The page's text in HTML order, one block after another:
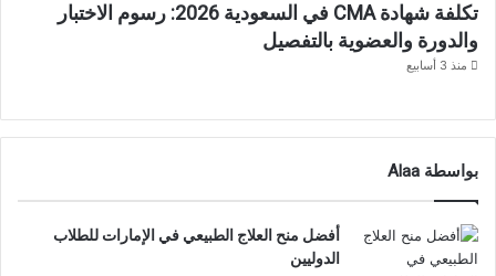
تكلفة شهادة CMA في السعودية 2026: رسوم الاختبار
والدورة والعضوية بالتفصيل
منذ 3 أسابيع
بواسطة Alaa
أفضل منح العلاج الطبيعي في الإمارات للطلاب
الدوليين